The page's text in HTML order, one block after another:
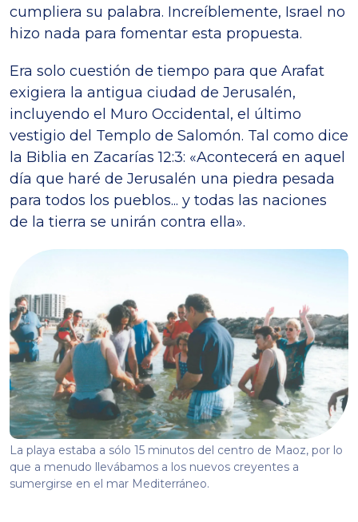
cumpliera su palabra. Increíblemente, Israel no
hizo nada para fomentar esta propuesta.
Era solo cuestión de tiempo para que Arafat
exigiera la antigua ciudad de Jerusalén,
incluyendo el Muro Occidental, el último
vestigio del Templo de Salomón. Tal como dice
la Biblia en Zacarías 12:3: «Acontecerá en aquel
día que haré de Jerusalén una piedra pesada
para todos los pueblos... y todas las naciones
de la tierra se unirán contra ella».
La playa estaba a sólo 15 minutos del centro de Maoz, por lo
que a menudo llevábamos a los nuevos creyentes a
sumergirse en el mar Mediterráneo.